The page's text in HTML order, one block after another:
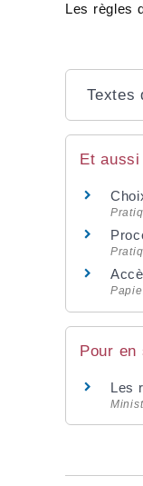
Les règles
Textes
Et aussi
Pour en
Les